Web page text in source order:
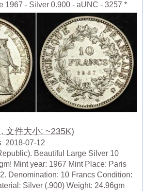
1967 - Silver 0.900 - aUNC - 3257 *
文件大小: ~235K)
2018-07-12
Beautiful Large Silver 10
Mint year: 1967 Mint Place: Paris
Denomination: 10 Francs Condition:
Silver (.900) Weight: 24.96gm